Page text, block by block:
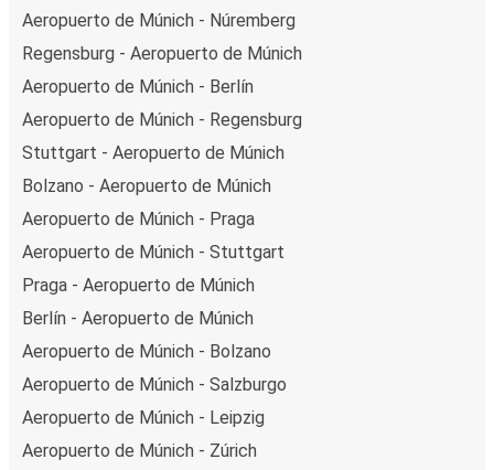
Aeropuerto de Múnich - Núremberg
Regensburg - Aeropuerto de Múnich
Aeropuerto de Múnich - Berlín
Aeropuerto de Múnich - Regensburg
Stuttgart - Aeropuerto de Múnich
Bolzano - Aeropuerto de Múnich
Aeropuerto de Múnich - Praga
Aeropuerto de Múnich - Stuttgart
Praga - Aeropuerto de Múnich
Berlín - Aeropuerto de Múnich
Aeropuerto de Múnich - Bolzano
Aeropuerto de Múnich - Salzburgo
Aeropuerto de Múnich - Leipzig
Aeropuerto de Múnich - Zúrich